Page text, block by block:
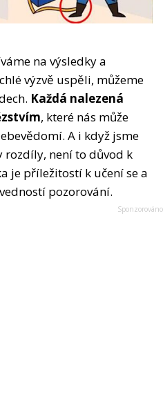
na výsledky a
výzvě uspěli, můžeme
Každá nalezená
, které nás může
A i když jsme
rozdíly, není to důvod k
je příležitostí k učení se a
pozorování.